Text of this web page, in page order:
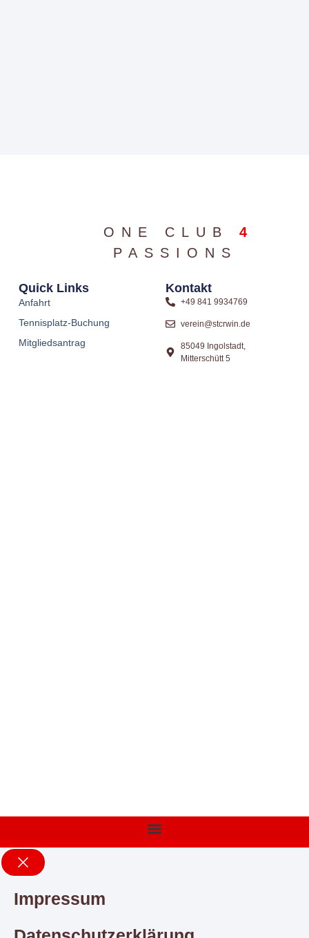
ONE CLUB
4
PASSIONS
Quick Links
Anfahrt
Tennisplatz-Buchung
Mitgliedsantrag
Kontakt
+49 841 9934769
verein@stcrwin.de
85049 Ingolstadt,
Mitterschütt 5
Impressum